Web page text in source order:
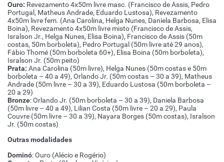
Ouro: Revezamento 4x50m livre masc. (Francisco de Assis, Pedro
Portugal, Matheus Andrade, Eduardo Lustosa), Revezamento
4x50m livre fem. (Ana Carolina, Helga Nunes, Daniela Barbosa, Elisa
Boina), Revezamento 4x50m livre misto (Francisco de Assis,
Isralson Jr., Helga Nunes, Elisa Boina), Francisco de Assis (50m
costas, 50m borboleta), Pedro Portugal (50m livre até 29 anos),
Fábio Thomé (50m borboleta 60+), Elisa Boina (50m borboleta),
Isralson Jr. (50m peito)
Prata: Ana Carolina (50m livre), Helga Nunes (50m costas e 50m
borboleta – 40 a 49), Orlando Jr. (50m costas – 30 a 39), Matheus
Andrade (50m livre – 30 a 39), Eduardo Lustosa (50m borboleta –
20 a 29)
Bronze: Orlando Jr. (50m borboleta – 30 a 39), Daniela Barbosa
(50m livre – 40 a 49), Lilian Costa (50m livre – 20 a 29), Paula
Couvre (50m livre – 30 a 39), Nayara Borges (50m costas), Isralson
Jr. (50m costas)
Outras modalidades
Dominó: Ouro (Alécio e Rogério)